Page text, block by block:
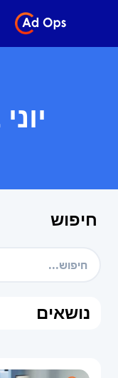
יוני
חיפוש
נושאים